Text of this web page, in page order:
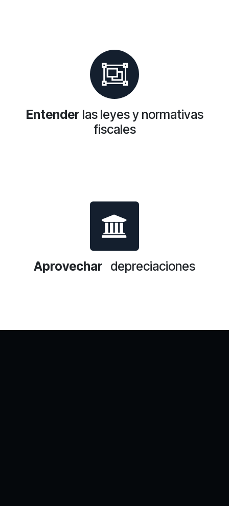
Entender las leyes y normativas
fiscales
Aprovechar depreciaciones